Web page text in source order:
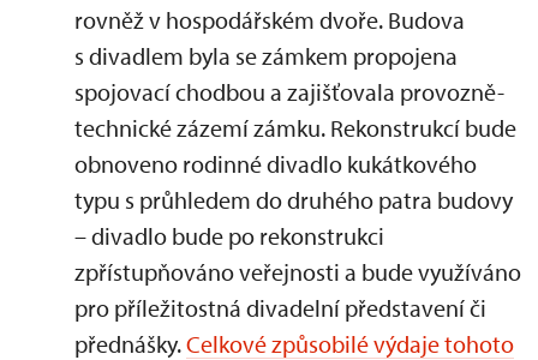
rovněž v hospodářském dvoře. Budova
s divadlem byla se zámkem propojena
spojovací chodbou a zajišťovala provozně-
technické zázemí zámku. Rekonstrukcí bude
obnoveno rodinné divadlo kukátkového
typu s průhledem do druhého patra budovy
– divadlo bude po rekonstrukci
zpřístupňováno veřejnosti a bude využíváno
pro příležitostná divadelní představení či
přednášky.Celkové způsobilé výdaje tohoto